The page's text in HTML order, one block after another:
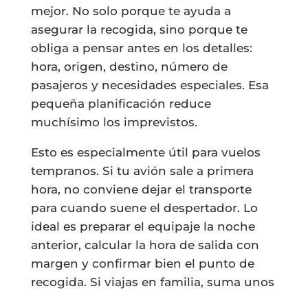
mejor. No solo porque te ayuda a
asegurar la recogida, sino porque te
obliga a pensar antes en los detalles:
hora, origen, destino, número de
pasajeros y necesidades especiales. Esa
pequeña planificación reduce
muchísimo los imprevistos.
Esto es especialmente útil para vuelos
tempranos. Si tu avión sale a primera
hora, no conviene dejar el transporte
para cuando suene el despertador. Lo
ideal es preparar el equipaje la noche
anterior, calcular la hora de salida con
margen y confirmar bien el punto de
recogida. Si viajas en familia, suma unos